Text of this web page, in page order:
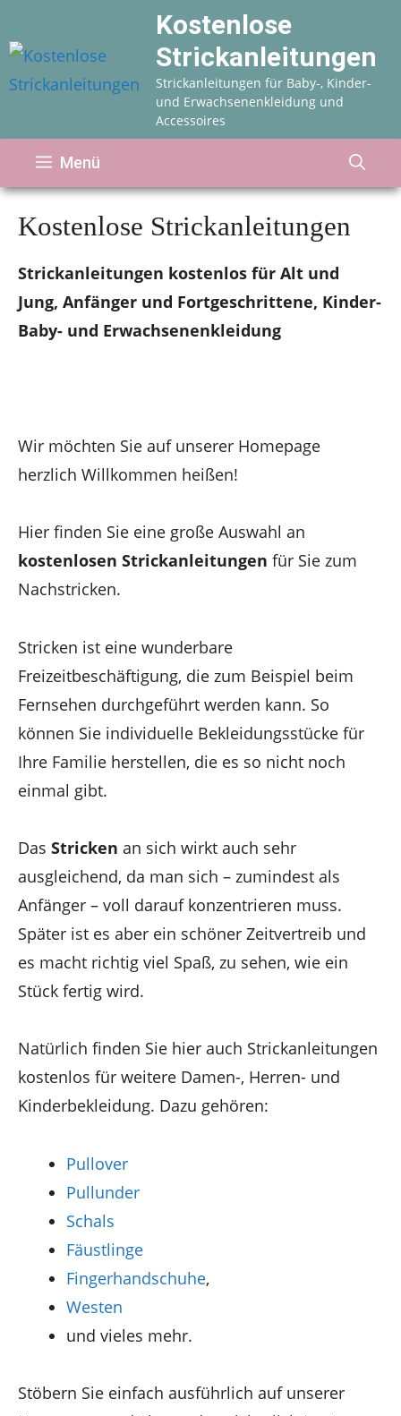
Inhalt
Kostenlose
Strickanleitungen
Strickanleitungen für Baby-, Kinder-
und Erwachsenenkleidung und
Accessoires
Menü
Kostenlose Strickanleitungen
Strickanleitungen kostenlos für Alt und
Jung, Anfänger und Fortgeschrittene, Kinder-
Baby- und Erwachsenenkleidung
Wir möchten Sie auf unserer Homepage
herzlich Willkommen heißen!
Hier finden Sie eine große Auswahl an
kostenlosen Strickanleitungen für Sie zum
Nachstricken.
Stricken ist eine wunderbare
Freizeitbeschäftigung, die zum Beispiel beim
Fernsehen durchgeführt werden kann. So
können Sie individuelle Bekleidungsstücke für
Ihre Familie herstellen, die es so nicht noch
einmal gibt.
Das Stricken an sich wirkt auch sehr
ausgleichend, da man sich – zumindest als
Anfänger – voll darauf konzentrieren muss.
Später ist es aber ein schöner Zeitvertreib und
es macht richtig viel Spaß, zu sehen, wie ein
Stück fertig wird.
Natürlich finden Sie hier auch Strickanleitungen
kostenlos für weitere Damen-, Herren- und
Kinderbekleidung. Dazu gehören:
Pullover
Pullunder
Schals
Fäustlinge
Fingerhandschuhe,
Westen
und vieles mehr.
Stöbern Sie einfach ausführlich auf unserer